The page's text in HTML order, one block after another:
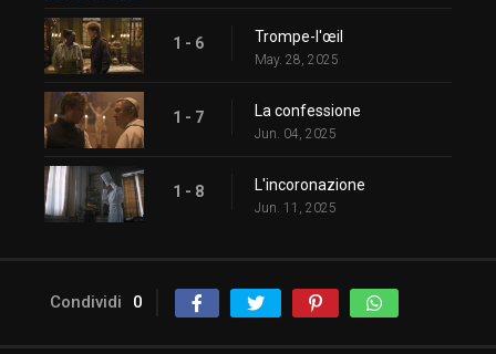
1 - 6 Trompe-l'œil
May. 28, 2025
1 - 7 La confessione
Jun. 04, 2025
1 - 8 L'incoronazione
Jun. 11, 2025
Condividi 0